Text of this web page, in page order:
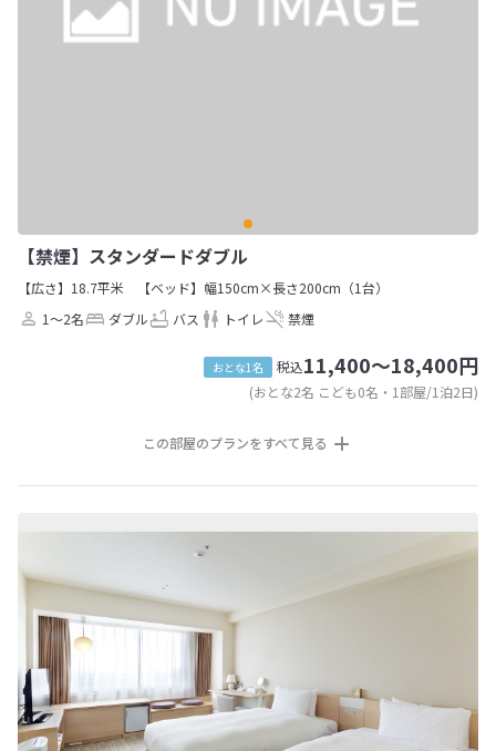
【禁煙】スタンダードダブル
【広さ】18.7平米
【ベッド】幅150cm×長さ200cm（1台）
1～2名
ダブル バス トイレ 禁煙
おとな1名 税込11,400～18,400円
(おとな2名 こども0名・1部屋/1泊2日)
この部屋のプランをすべて見る